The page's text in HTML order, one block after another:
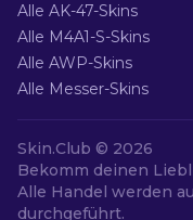
Alle AK-47-Skins
Alle M4A1-S-Skins
Alle AWP-Skins
Alle Messer-Skins
Skin.Club © 2026
Bekomm deinen
Alle Handel werden
durchgeführt.